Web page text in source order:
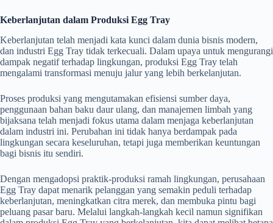
Keberlanjutan dalam Produksi Egg Tray
Keberlanjutan telah menjadi kata kunci dalam dunia bisnis modern,
dan industri Egg Tray tidak terkecuali. Dalam upaya untuk mengurangi
dampak negatif terhadap lingkungan, produksi Egg Tray telah
mengalami transformasi menuju jalur yang lebih berkelanjutan.
Proses produksi yang mengutamakan efisiensi sumber daya,
penggunaan bahan baku daur ulang, dan manajemen limbah yang
bijaksana telah menjadi fokus utama dalam menjaga keberlanjutan
dalam industri ini. Perubahan ini tidak hanya berdampak pada
lingkungan secara keseluruhan, tetapi juga memberikan keuntungan
bagi bisnis itu sendiri.
Dengan mengadopsi praktik-produksi ramah lingkungan, perusahaan
Egg Tray dapat menarik pelanggan yang semakin peduli terhadap
keberlanjutan, meningkatkan citra merek, dan membuka pintu bagi
peluang pasar baru. Melalui langkah-langkah kecil namun signifikan